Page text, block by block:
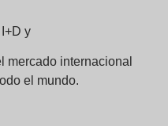
y
mercado internacional
el mundo.